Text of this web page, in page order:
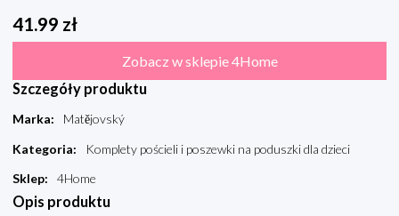
41.99 zł
Zobacz w sklepie 4Home
Szczegóły produktu
Marka:
Matějovský
Kategoria:
Komplety pościeli i poszewki na poduszki dla dzieci
Sklep: 4Home
Opis produktu